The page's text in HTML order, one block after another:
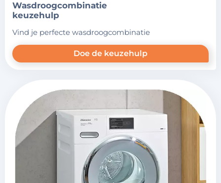
wasdroogcombinatie
keuzehulp
vind je perfecte wasdroogcombinatie
Doe de keuzehulp